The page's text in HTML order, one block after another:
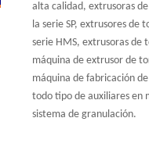
alta calidad, extrusoras
la serie SP, extrusores de
serie HMS, extrusoras de
máquina de extrusor de
máquina de fabricación
todo tipo de auxiliares en
sistema de granulación.